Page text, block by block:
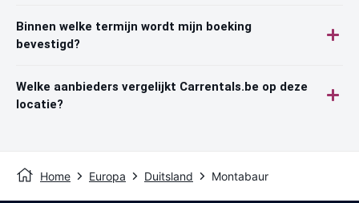
Binnen welke termijn wordt mijn boeking
bevestigd?
Welke aanbieders vergelijkt Carrentals.be op deze
locatie?
Home Europa Duitsland Montabaur